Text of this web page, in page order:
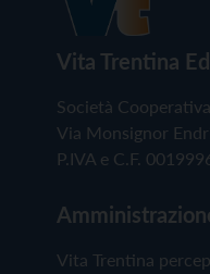
Vita Trentina
Società Cooperativa
Via Monsignor
P.IVA e C.F.
Vita Trentina